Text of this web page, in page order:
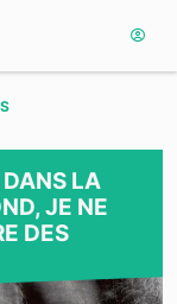
LA
JE NE
DES